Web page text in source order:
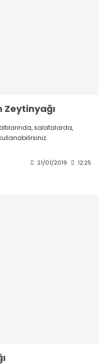
Zeytinyağı
salatalarda,
21/01/2019 12:25